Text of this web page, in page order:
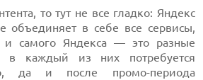
то тут не все гладко: Яндекс
объединяет в себе все сервисы,
и самого Яндекса — это разные
в каждый из них потребуется
да и после промо-периода